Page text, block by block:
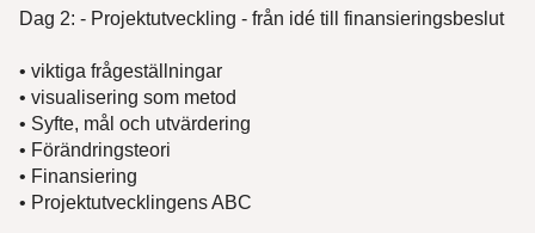
Dag 2: - Projektutveckling - från idé till finansieringsbeslut
• viktiga frågeställningar
• visualisering som metod
• Syfte, mål och utvärdering
• Förändringsteori
• Finansiering
• Projektutvecklingens ABC